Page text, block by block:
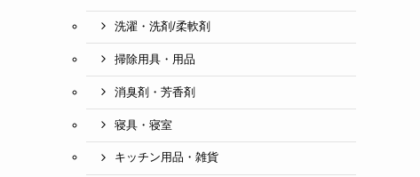
洗濯・洗剤/柔軟剤
掃除用具・用品
消臭剤・芳香剤
寝具・寝室
キッチン用品・雑貨